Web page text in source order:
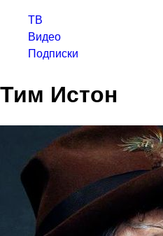
ТВ
Видео
Подписки
Тим Истон